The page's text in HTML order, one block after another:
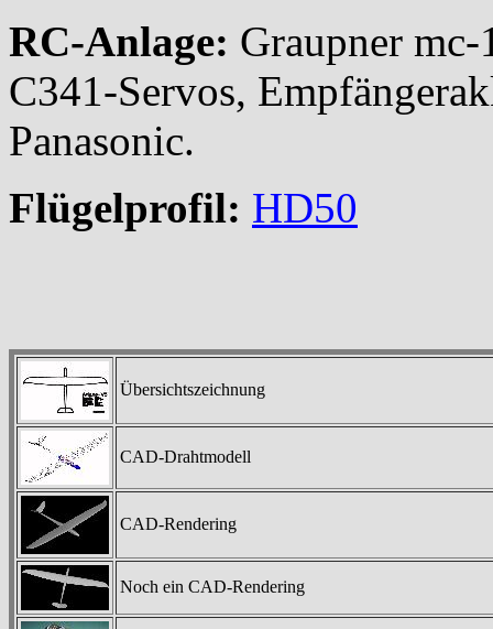
RC-Anlage: Graupner
C341-Servos,
Panasonic.
Flügelprofil: HD50
Übersichtszeichnung
CAD-Drahtmodell
CAD-Rendering
Noch ein CAD-Rendering